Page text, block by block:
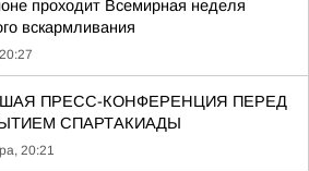
проходит Всемирная неделя
вскармливания
ПРЕСС-КОНФЕРЕНЦИЯ ПЕРЕД
СПАРТАКИАДЫ
20:21